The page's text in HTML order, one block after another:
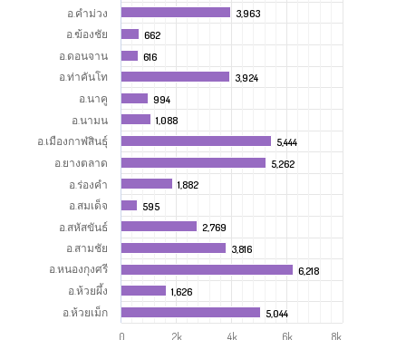
3,963
3,963
662
662
616
616
3,924
3,924
994
994
1,088
1,088
5,444
5,444
5,262
5,262
1,882
1,882
595
595
2,769
2,769
3,816
3,816
6,218
6,218
1,626
1,626
5,044
5,044
อ.คำม่วง
อ.ฆ้องชัย
อ.ดอนจาน
อ.ท่าคันโท
อ.นาคู
อ.นามน
อ.เมืองกาฬสินธุ์
อ.ยางตลาด
อ.ร่องคำ
อ.สมเด็จ
อ.สหัสขันธ์
อ.สามชัย
อ.หนองกุงศรี
อ.ห้วยผึ้ง
อ.ห้วยเม็ก
0
2k 4k 6k 8k